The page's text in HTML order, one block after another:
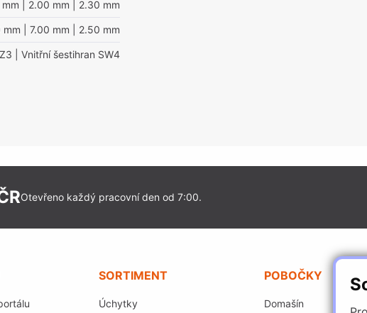
mm | 2.00 mm | 2.30 mm
mm | 7.00 mm | 2.50 mm
| Vnitřní šestihran SW4
Otevřeno každý pracovní den od 7:00.
SORTIMENT
Úchytky
POBOČKY
Domašín